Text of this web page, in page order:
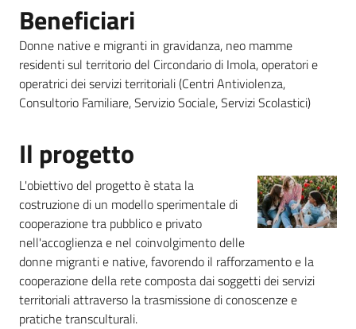
Seguici
su
Beneficiari
Donne native e migranti in gravidanza, neo mamme
residenti sul territorio del Circondario di Imola, operatori e
operatrici dei servizi territoriali (Centri Antiviolenza,
Consultorio Familiare, Servizio Sociale, Servizi Scolastici)
Il progetto
L'obiettivo del progetto è stata la
costruzione di un modello sperimentale di
cooperazione tra pubblico e privato
nell'accoglienza e nel coinvolgimento delle
donne migranti e native, favorendo il rafforzamento e la
cooperazione della rete composta dai soggetti dei servizi
territoriali attraverso la trasmissione di conoscenze e
pratiche transculturali.